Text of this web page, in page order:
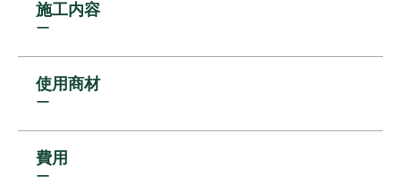
施工内容
ー
使用商材
ー
費用
ー